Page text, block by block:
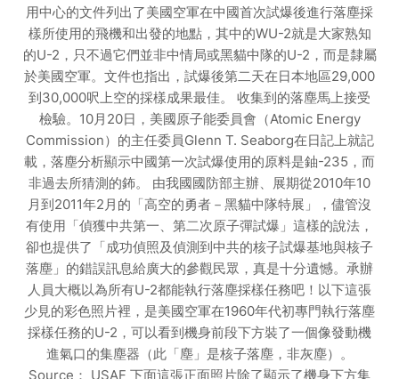
用中心的文件列出了美國空軍在中國首次試爆後進行落塵採
樣所使用的飛機和出發的地點，其中的WU-2就是大家熟知
的U-2，只不過它們並非中情局或黑貓中隊的U-2，而是隸屬
於美國空軍。文件也指出，試爆後第二天在日本地區29,000
到30,000呎上空的採樣成果最佳。 收集到的落塵馬上接受
檢驗。10月20日，美國原子能委員會（Atomic Energy
Commission）的主任委員Glenn T. Seaborg在日記上就記
載，落塵分析顯示中國第一次試爆使用的原料是鈾-235，而
非過去所猜測的鈽。 由我國國防部主辦、展期從2010年10
月到2011年2月的「高空的勇者－黑貓中隊特展」，儘管沒
有使用「偵獲中共第一、第二次原子彈試爆」這樣的說法，
卻也提供了「成功偵照及偵測到中共的核子試爆基地與核子
落塵」的錯誤訊息給廣大的參觀民眾，真是十分遺憾。承辦
人員大概以為所有U-2都能執行落塵採樣任務吧！以下這張
少見的彩色照片裡，是美國空軍在1960年代初專門執行落塵
採樣任務的U-2，可以看到機身前段下方裝了一個像發動機
進氣口的集塵器（此「塵」是核子落塵，非灰塵）。
Source： USAF 下面這張正面照片除了顯示了機身下方集